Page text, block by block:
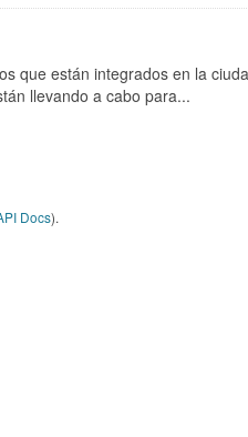
que están integrados en la
llevando a cabo para...
Docs).